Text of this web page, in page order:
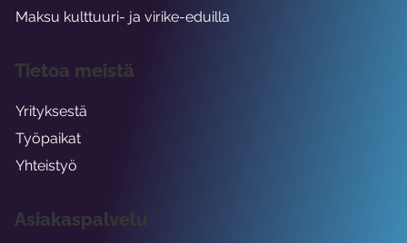
Asiakaspalvelu
Maksu kulttuuri- ja virike-eduilla
Tietoa meistä
Yrityksestä
Työpaikat
Yhteistyö